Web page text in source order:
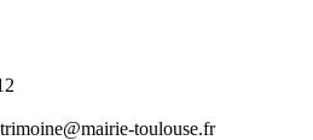
toulouse.fr